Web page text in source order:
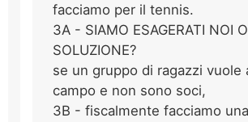
facciamo per il tennis.
3A - SIAMO ESAGERATI NOI
SOLUZIONE?
se un gruppo di ragazzi vuole
campo e non sono soci,
3B - fiscalmente facciamo